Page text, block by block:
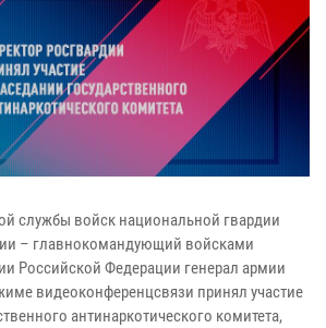
службы войск национальной гвардии
– главнокомандующий войсками
Российской Федерации генерал армии
видеоконференцсвязи принял участие
антинаркотического комитета,